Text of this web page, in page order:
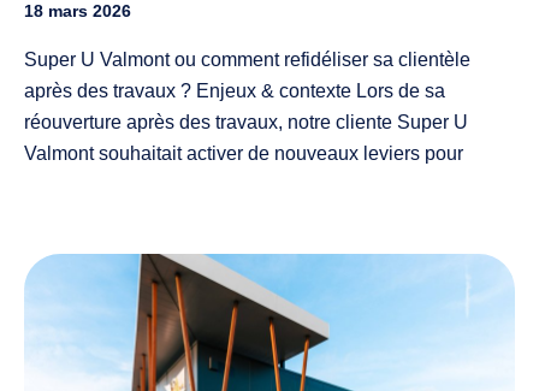
18 mars 2026
Super U Valmont ou comment refidéliser sa clientèle
après des travaux ? Enjeux & contexte Lors de sa
réouverture après des travaux, notre cliente Super U
Valmont souhaitait activer de nouveaux leviers pour
actions stratégiques pour se démarquer et concevoir un